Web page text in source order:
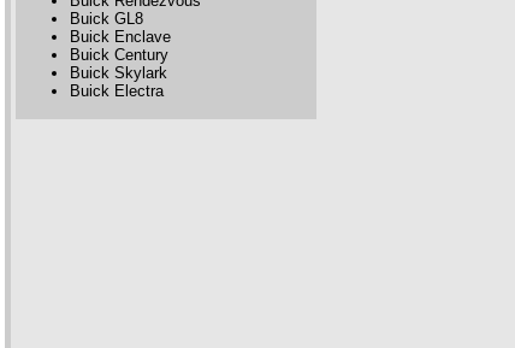
Buick GL8
Buick Enclave
Buick Century
Buick Skylark
Buick Electra